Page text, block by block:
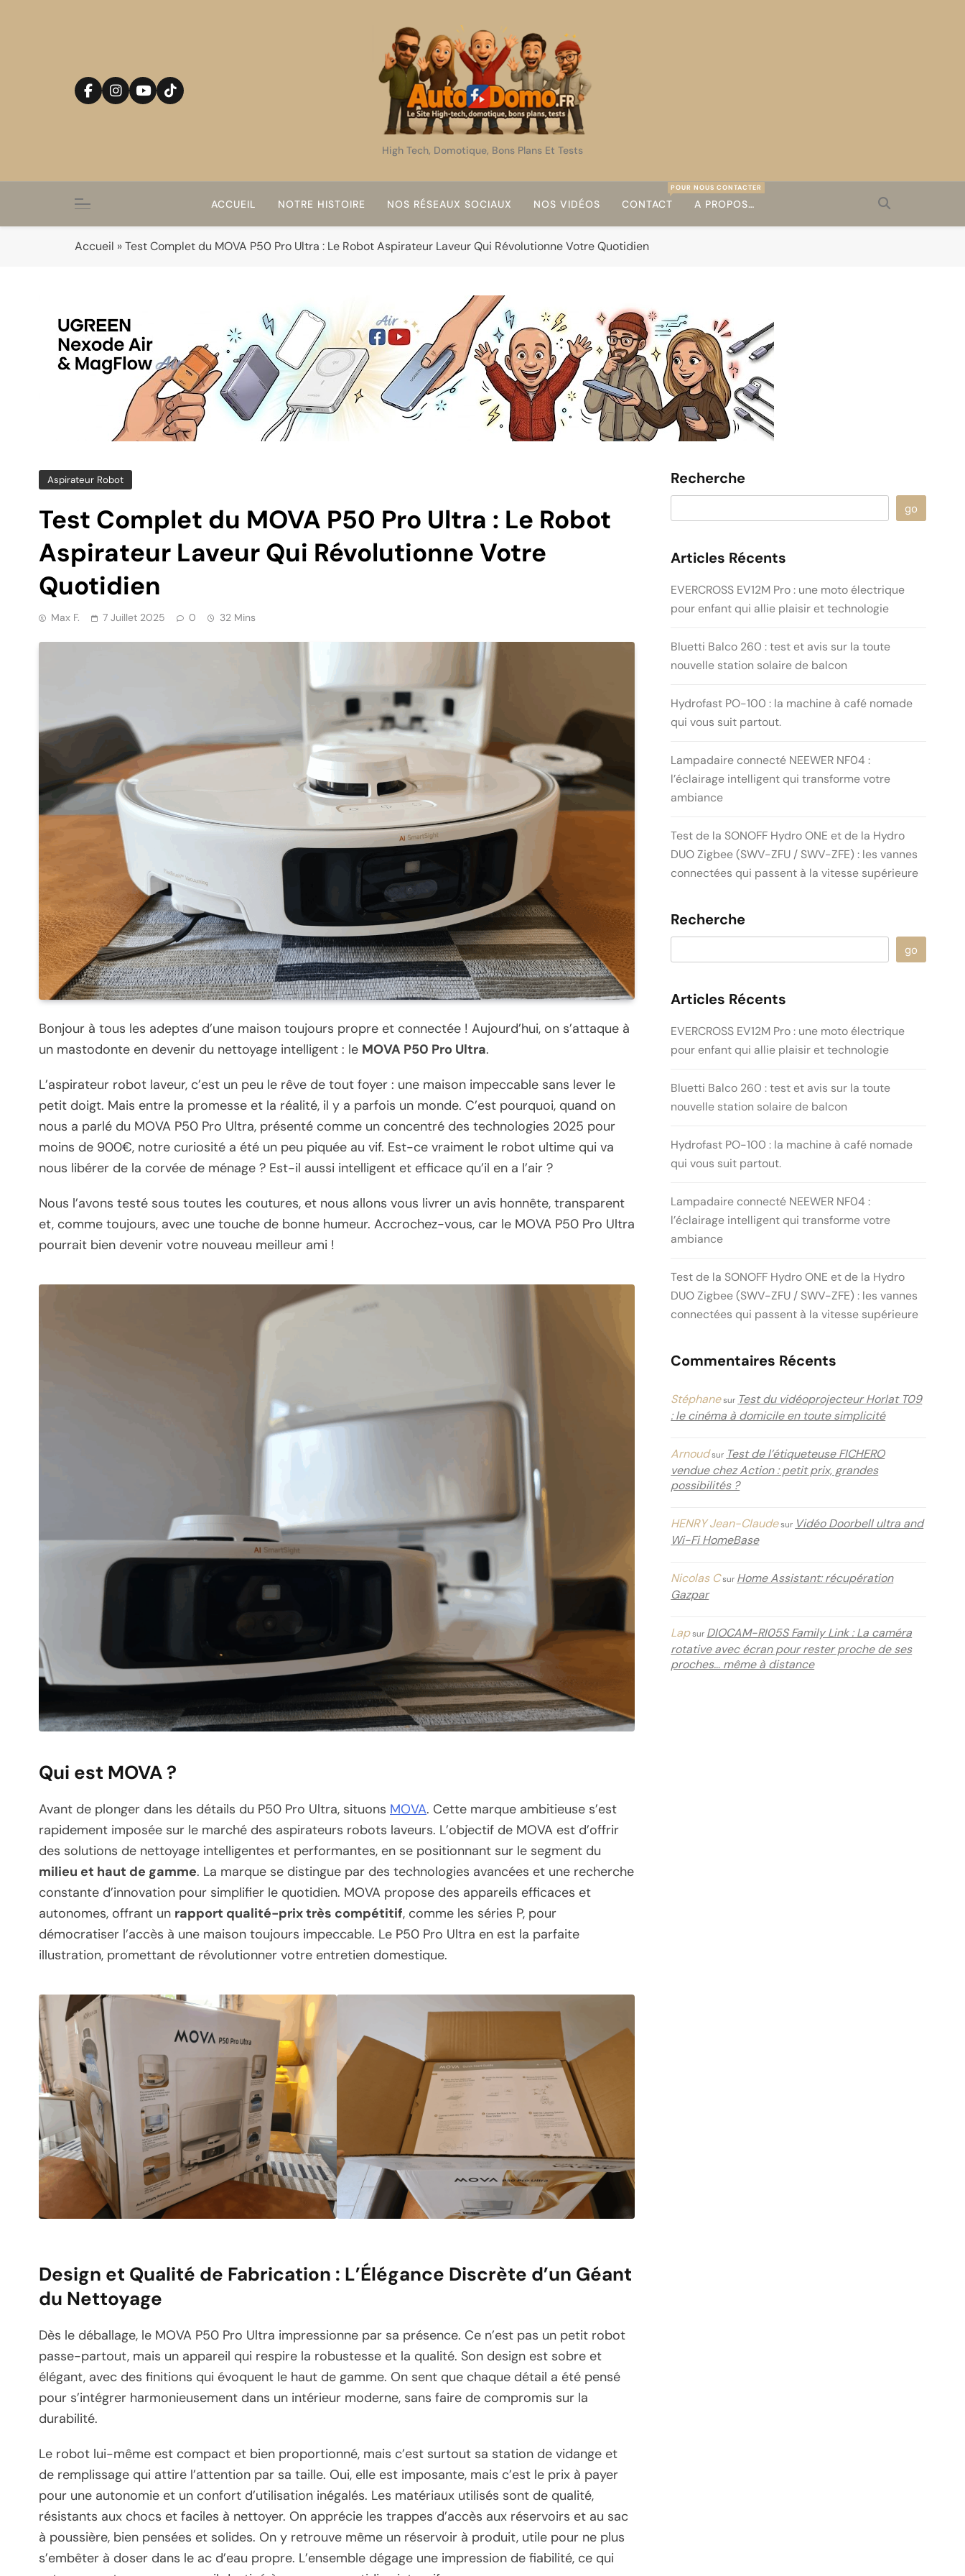
AutoDomo
High Tech, Domotique, Bons Plans Et Tests
ACCUEIL NOTRE HISTOIRE NOS RÉSEAUX SOCIAUX NOS VIDÉOS CONTACT
POUR NOUS CONTACTER
A PROPOS…
Accueil »Test Complet du MOVA P50 Pro Ultra : Le Robot Aspirateur Laveur Qui Révolutionne Votre Quotidien
Aspirateur Robot
Test Complet du MOVA P50 Pro Ultra : Le Robot
Aspirateur Laveur Qui Révolutionne Votre
Quotidien
Max F. 7 Juillet 2025 0 32 Mins
Bonjour à tous les adeptes d’une maison toujours propre et connectée ! Aujourd’hui, on s’attaque à
un mastodonte en devenir du nettoyage intelligent : le MOVA P50 Pro Ultra.
L’aspirateur robot laveur, c’est un peu le rêve de tout foyer : une maison impeccable sans lever le
petit doigt. Mais entre la promesse et la réalité, il y a parfois un monde. C’est pourquoi, quand on
nous a parlé du MOVA P50 Pro Ultra, présenté comme un concentré des technologies 2025 pour
moins de 900€, notre curiosité a été un peu piquée au vif. Est-ce vraiment le robot ultime qui va
nous libérer de la corvée de ménage ? Est-il aussi intelligent et efficace qu’il en a l’air ?
Nous l’avons testé sous toutes les coutures, et nous allons vous livrer un avis honnête, transparent
et, comme toujours, avec une touche de bonne humeur. Accrochez-vous, car le MOVA P50 Pro Ultra
pourrait bien devenir votre nouveau meilleur ami !
Qui est MOVA ?
Avant de plonger dans les détails du P50 Pro Ultra, situons MOVA. Cette marque ambitieuse s’est
rapidement imposée sur le marché des aspirateurs robots laveurs. L’objectif de MOVA est d’offrir
des solutions de nettoyage intelligentes et performantes, en se positionnant sur le segment du
milieu et haut de gamme. La marque se distingue par des technologies avancées et une recherche
constante d’innovation pour simplifier le quotidien. MOVA propose des appareils efficaces et
autonomes, offrant un rapport qualité-prix très compétitif, comme les séries P, pour
démocratiser l’accès à une maison toujours impeccable. Le P50 Pro Ultra en est la parfaite
illustration, promettant de révolutionner votre entretien domestique.
Design et Qualité de Fabrication : L’Élégance Discrète d’un Géant
du Nettoyage
Dès le déballage, le MOVA P50 Pro Ultra impressionne par sa présence. Ce n’est pas un petit robot
passe-partout, mais un appareil qui respire la robustesse et la qualité. Son design est sobre et
élégant, avec des finitions qui évoquent le haut de gamme. On sent que chaque détail a été pensé
pour s’intégrer harmonieusement dans un intérieur moderne, sans faire de compromis sur la
durabilité.
Le robot lui-même est compact et bien proportionné, mais c’est surtout sa station de vidange et
de remplissage qui attire l’attention par sa taille. Oui, elle est imposante, mais c’est le prix à payer
pour une autonomie et un confort d’utilisation inégalés. Les matériaux utilisés sont de qualité,
résistants aux chocs et faciles à nettoyer. On apprécie les trappes d’accès aux réservoirs et au sac
à poussière, bien pensées et solides. On y retrouve même un réservoir à produit, utile pour ne plus
s’embêter à doser dans le ac d’eau propre. L’ensemble dégage une impression de fiabilité, ce qui
Recherche
go
Articles Récents
EVERCROSS EV12M Pro : une moto électrique
pour enfant qui allie plaisir et technologie
Bluetti Balco 260 : test et avis sur la toute
nouvelle station solaire de balcon
Hydrofast PO-100 : la machine à café nomade
qui vous suit partout.
Lampadaire connecté NEEWER NF04 :
l’éclairage intelligent qui transforme votre
ambiance
Test de la SONOFF Hydro ONE et de la Hydro
DUO Zigbee (SWV-ZFU / SWV-ZFE) : les vannes
connectées qui passent à la vitesse supérieure
Recherche
go
Articles Récents
EVERCROSS EV12M Pro : une moto électrique
pour enfant qui allie plaisir et technologie
Bluetti Balco 260 : test et avis sur la toute
nouvelle station solaire de balcon
Hydrofast PO-100 : la machine à café nomade
qui vous suit partout.
Lampadaire connecté NEEWER NF04 :
l’éclairage intelligent qui transforme votre
ambiance
Test de la SONOFF Hydro ONE et de la Hydro
DUO Zigbee (SWV-ZFU / SWV-ZFE) : les vannes
connectées qui passent à la vitesse supérieure
Commentaires Récents
Stéphanesur Test du vidéoprojecteur Horlat T09
: le cinéma à domicile en toute simplicité
Arnoudsur Test de l’étiqueteuse FICHERO
vendue chez Action : petit prix, grandes
possibilités ?
HENRY Jean-Claudesur Vidéo Doorbell ultra and
Wi-Fi HomeBase
Nicolas Csur Home Assistant: récupération
Gazpar
Lapsur DIOCAM-RI05S Family Link : La caméra
rotative avec écran pour rester proche de ses
proches… même à distance